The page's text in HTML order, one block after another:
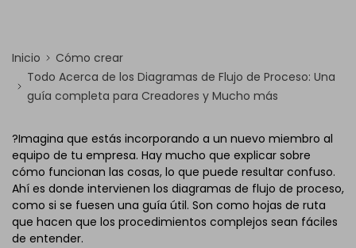
Inicio
Cómo crear
Todo Acerca de los Diagramas de Flujo de Proceso: Una
guía completa para Creadores y Mucho más
?Imagina que estás incorporando a un nuevo miembro al
equipo de tu empresa. Hay mucho que explicar sobre
cómo funcionan las cosas, lo que puede resultar confuso.
Ahí es donde intervienen los diagramas de flujo de proceso,
como si se fuesen una guía útil. Son como hojas de ruta
que hacen que los procedimientos complejos sean fáciles
de entender.